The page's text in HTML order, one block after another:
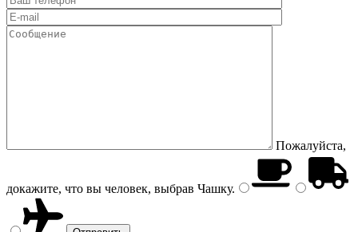
Пожалуйста,
докажите, что вы человек, выбрав Чашку.